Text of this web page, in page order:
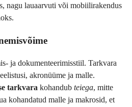
nagu lauaarvuti või mobiilirakendus
ja dokumenteerimisstiil. Tarkvara
akronüüme ja malle.
tarkvara kohandub teiega, mitte
kohandatud malle ja makrosid, et